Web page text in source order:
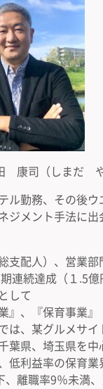
司（しまだ や
ル勤務、その後ウ
ジメント手法に
支配人）、営業
連続達成（１.5
して
』、『保育事業
は、某グルメサ
葉県、埼玉県を
低利益率の保育業
、離職率9％未満